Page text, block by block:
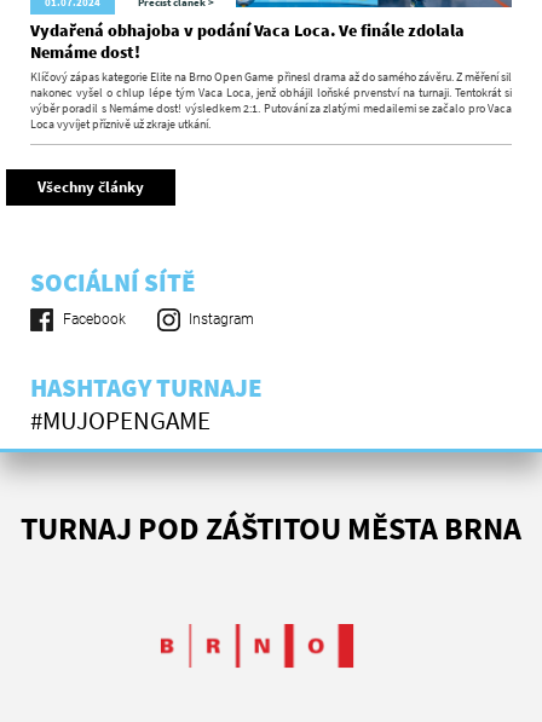
Vydařená obhajoba v podání Vaca Loca. Ve finále zdolala
Nemáme dost!
Klíčový zápas kategorie Elite na Brno Open Game přinesl drama až do samého závěru. Z měření sil
nakonec vyšel o chlup lépe tým Vaca Loca, jenž obhájil loňské prvenství na turnaji. Tentokrát si
výběr poradil s Nemáme dost! výsledkem 2:1. Putování za zlatými medailemi se začalo pro Vaca
Loca vyvíjet příznivě už zkraje utkání.
Všechny články
SOCIÁLNÍ SÍTĚ
Facebook Instagram
HASHTAGY TURNAJE
#MUJOPENGAME
TURNAJ POD ZÁŠTITOU MĚSTA BRNA